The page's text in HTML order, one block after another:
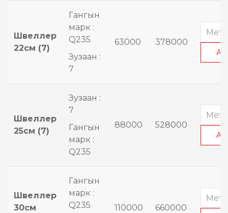
Швеллер
22см (7)
Гангын
марк :
Q235
Зузаан :
7
63000 378000
Швеллер
25см (7)
Зузаан :
7
Гангын
марк :
Q235
88000 528000
Швеллер
30см
Гангын
марк :
Q235
110000 660000